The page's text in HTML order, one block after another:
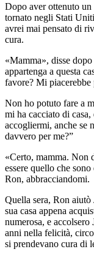
Dopo aver ottenuto
tornato negli Stati
avrei mai pensato di
cura.
«Mamma», disse
appartenga a questa
favore? Mi piacerebbe
Non ho potuto fare a
mi ha cacciato di
accogliermi, anche se
davvero per me?”
«Certo, mamma. Non
essere quello che
Ron, abbracciandomi.
Quella sera, Ron aiutò
sua casa appena
numerosa, e
anni nella felicità,
si prendevano cura di